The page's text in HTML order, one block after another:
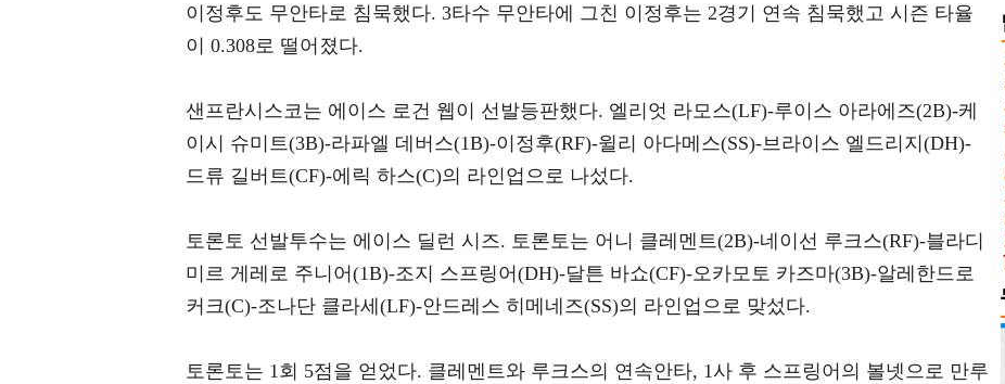
이정후도 무안타로 침묵했다. 3타수 무안타에 그친 이정후는 2경기 연속 침묵했고 시즌 타율
이 0.308로 떨어졌다.
샌프란시스코는 에이스 로건 웹이 선발등판했다. 엘리엇 라모스(LF)-루이스 아라에즈(2B)-케
이시 슈미트(3B)-라파엘 데버스(1B)-이정후(RF)-윌리 아다메스(SS)-브라이스 엘드리지(DH)-
드류 길버트(CF)-에릭 하스(C)의 라인업으로 나섰다.
토론토 선발투수는 에이스 딜런 시즈. 토론토는 어니 클레멘트(2B)-네이선 루크스(RF)-블라디
미르 게레로 주니어(1B)-조지 스프링어(DH)-달튼 바쇼(CF)-오카모토 카즈마(3B)-알레한드로
커크(C)-조나단 클라세(LF)-안드레스 히메네즈(SS)의 라인업으로 맞섰다.
토론토는 1회 5점을 얻었다. 클레멘트와 루크스의 연속안타, 1사 후 스프링어의 볼넷으로 만루